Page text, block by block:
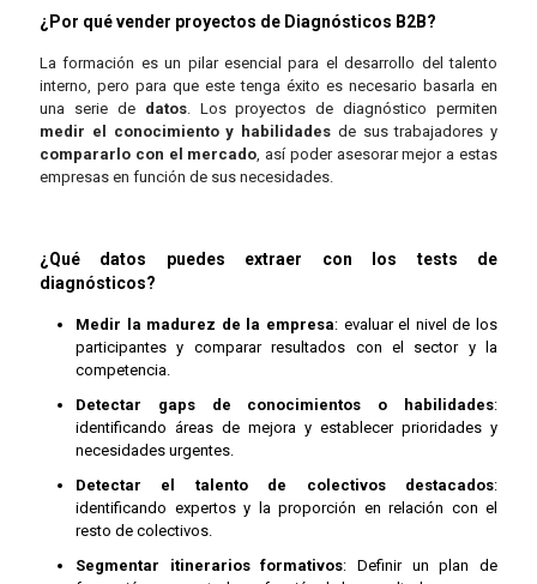
¿Por qué vender proyectos de Diagnósticos B2B?
La formación es un pilar esencial para el desarrollo del talento
interno, pero para que este tenga éxito es necesario basarla en
una serie de datos. Los proyectos de diagnóstico permiten
medir el conocimiento y habilidades de sus trabajadores y
compararlo con el mercado, así poder asesorar mejor a estas
empresas en función de sus necesidades.
¿Qué datos puedes extraer con los tests de
diagnósticos?
Medir la madurez de la empresa: evaluar el nivel de los
participantes y comparar resultados con el sector y la
competencia.
Detectar gaps de conocimientos o habilidades:
identificando áreas de mejora y establecer prioridades y
necesidades urgentes.
Detectar el talento de colectivos destacados:
identificando expertos y la proporción en relación con el
resto de colectivos.
Segmentar itinerarios formativos: Definir un plan de